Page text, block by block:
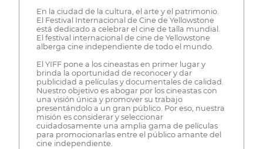
En la ciudad de la cultura, el arte y el patrimonio.
El Festival Internacional de Cine de Yellowstone
está dedicado a celebrar el cine de talla mundial.
El festival internacional de cine de Yellowstone
alberga cine independiente de todo el mundo.
El YIFF pone a los cineastas en primer lugar y
brinda la oportunidad de reconocer y dar
publicidad a películas y documentales de calidad.
Nuestro objetivo es abogar por los cineastas con
una visión única y promover su trabajo
presentándolo a un gran público. Por eso, nuestra
misión es considerar y seleccionar
cuidadosamente una amplia gama de películas
para promocionarlas entre el público amante del
cine independiente.